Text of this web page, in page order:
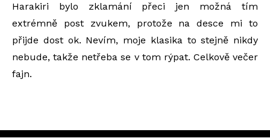
Harakiri bylo zklamání přeci jen možná tím
extrémně post zvukem, protože na desce mi to
přijde dost ok. Nevím, moje klasika to stejně nikdy
nebude, takže netřeba se v tom rýpat. Celkově večer
fajn.